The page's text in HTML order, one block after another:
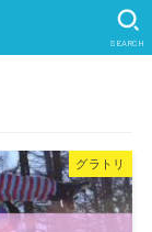
SEARCH
グラトリ